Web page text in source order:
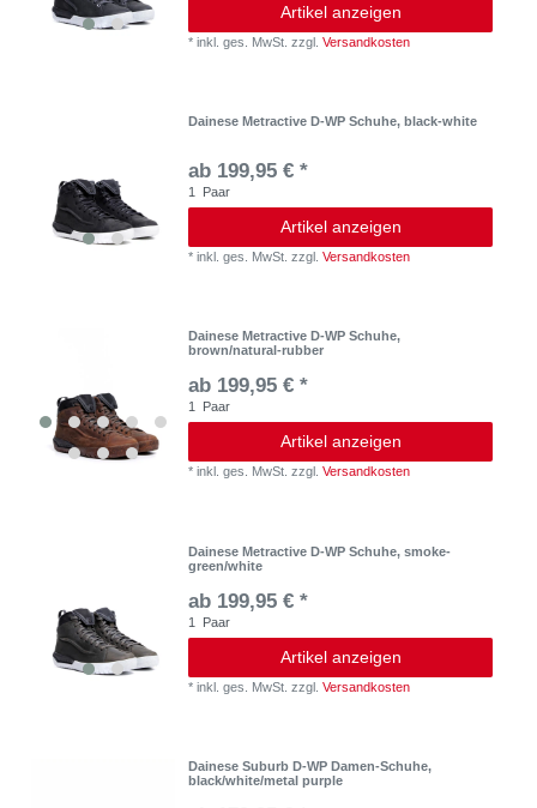
Artikel anzeigen
*inkl. ges. MwSt. zzgl.Versandkosten
Dainese Metractive D-WP Schuhe, black-white
ab 199,95 € *
1 Paar
Artikel anzeigen
*inkl. ges. MwSt. zzgl.Versandkosten
Dainese Metractive D-WP Schuhe,
brown/natural-rubber
ab 199,95 € *
1 Paar
Artikel anzeigen
*inkl. ges. MwSt. zzgl.Versandkosten
Dainese Metractive D-WP Schuhe, smoke-
green/white
ab 199,95 € *
1 Paar
Artikel anzeigen
*inkl. ges. MwSt. zzgl.Versandkosten
Dainese Suburb D-WP Damen-Schuhe,
black/white/metal purple